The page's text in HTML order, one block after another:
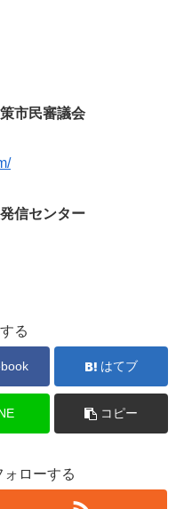
市民審議会
信センター
る
はてブ
コピー
ローする